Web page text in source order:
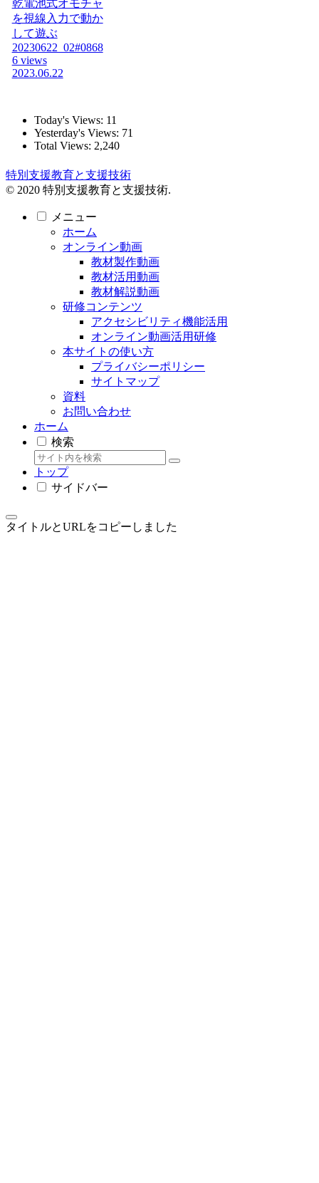
乾電池式オモチャ
を視線入力で動か
して遊ぶ
20230622_02#0868
6 views
2023.06.22
Today's Views: 11
Yesterday's Views: 71
Total Views: 2,240
特別支援教育と支援技術
© 2020 特別支援教育と支援技術.
メニュー
ホーム
オンライン動画
教材製作動画
教材活用動画
教材解説動画
研修コンテンツ
アクセシビリティ機能活用
オンライン動画活用研修
本サイトの使い方
プライバシーポリシー
サイトマップ
資料
お問い合わせ
ホーム
検索
トップ
サイドバー
タイトルとURLをコピーしました